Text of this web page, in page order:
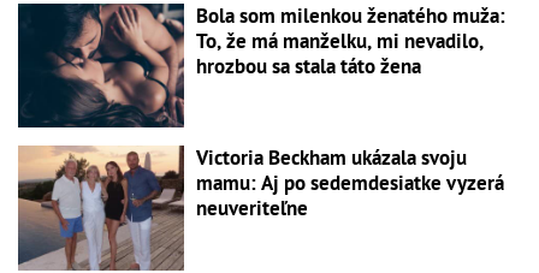
Bola som milenkou ženatého muža:
To, že má manželku, mi nevadilo,
hrozbou sa stala táto žena
Victoria Beckham ukázala svoju
mamu: Aj po sedemdesiatke vyzerá
neuveriteľne